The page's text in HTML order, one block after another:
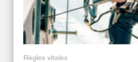
Règles vitales